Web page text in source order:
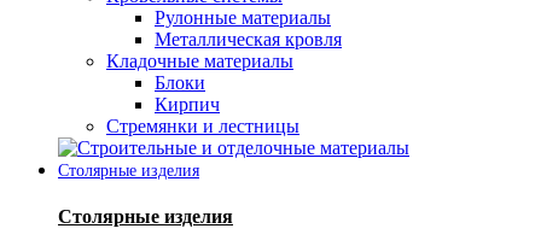
Рулонные материалы
Металлическая кровля
Кладочные материалы
Блоки
Кирпич
Стремянки и лестницы
Столярные изделия
Столярные изделия